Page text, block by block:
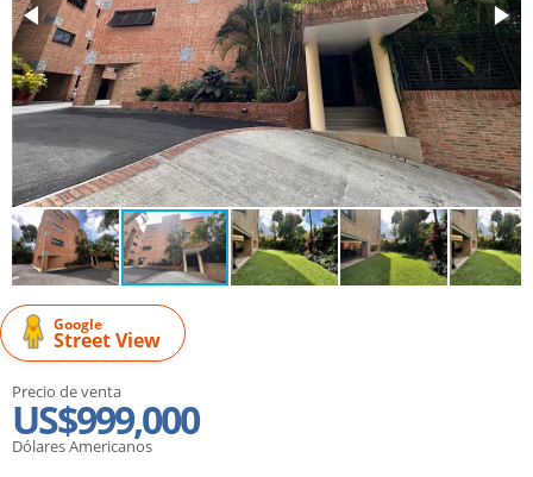
Google
Street View
Precio de venta
US$999,000
Dólares Americanos